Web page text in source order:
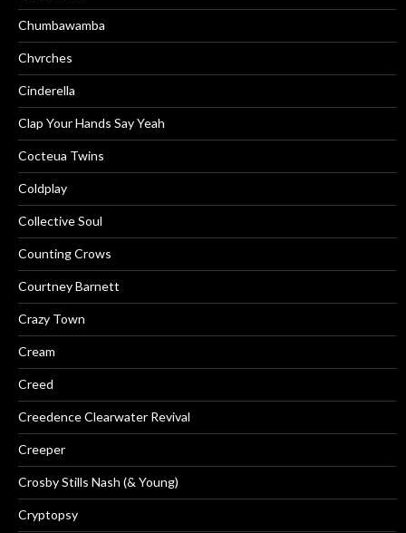
Chumbawamba
Chvrches
Cinderella
Clap Your Hands Say Yeah
Cocteua Twins
Coldplay
Collective Soul
Counting Crows
Courtney Barnett
Crazy Town
Cream
Creed
Creedence Clearwater Revival
Creeper
Crosby Stills Nash (& Young)
Cryptopsy